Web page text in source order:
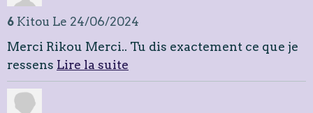
6 Kitou Le 24/06/2024
Merci Rikou Merci.. Tu dis exactement ce que je
ressens Lire la suite